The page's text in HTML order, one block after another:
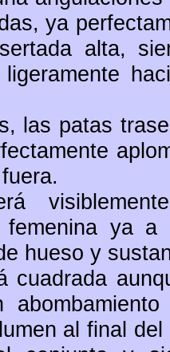
ya
alta,
ligeramente
las patas
femenina ya
hueso y
cuadrada
al final